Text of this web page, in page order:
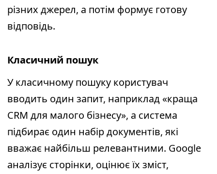
різних джерел, а потім формує готову
відповідь.
Класичний пошук
У класичному пошуку користувач
вводить один запит, наприклад «краща
CRM для малого бізнесу», а система
підбирає один набір документів, які
вважає найбільш релевантними. Google
аналізує сторінки, оцінює їх зміст,